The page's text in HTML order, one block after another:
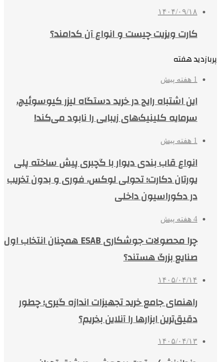
۱۴۰۴/۰۹/۱۸
کارت ویزیت چیست و انواع آن کدامند؟
پربازدید هفته
1 هفته پیش
این اشتباه رایج در خرید دستگاه لیزر کیوسوئیچ،
سرمایه کلینیک‌های زیبایی را نابود می‌کند!
1 هفته پیش
انواع قاب بندی دیوار با گچبری پیش ساخته پلی
یورتان دکارت؛ تحولی لوکس، فوری و بدون تخریب
در دکوراسیون داخلی
4 هفته پیش
چرا محصولات جوشکاری ESAB همچنان انتخاب اول
صنایع بزرگ هستند؟
۱۴۰۵/۰۴/۱۴
راهنمای جامع خرید تجهیزات اندازه گیری؛ چطور
دقیق‌ترین ابزارها را آنلاین بخریم؟
۱۴۰۵/۰۴/۱۳